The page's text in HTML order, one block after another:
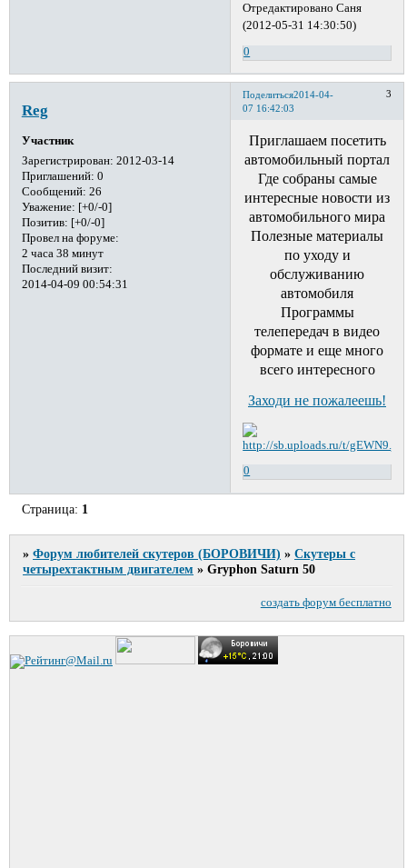
Отредактировано Саня
(2012-05-31 14:30:50)
0
Поделиться 3
2014-04-
07 16:42:03
Reg
Участник
Зарегистрирован: 2012-03-14
Приглашений: 0
Сообщений: 26
Уважение: [+0/-0]
Позитив: [+0/-0]
Провел на форуме:
2 часа 38 минут
Последний визит:
2014-04-09 00:54:31
Приглашаем посетить
автомобильный портал
Где собраны самые
интересные новости из
автомобильного мира
Полезные материалы
по уходу и
обслуживанию
автомобиля
Программы
телепередач в видео
формате и еще много
всего интересного
Заходи не пожалеешь!
0
Страница: 1
»Форум любителей скутеров (БОРОВИЧИ) »Cкутеры с
четырехтактным двигателем »Gryphon Saturn 50
создать форум бесплатно